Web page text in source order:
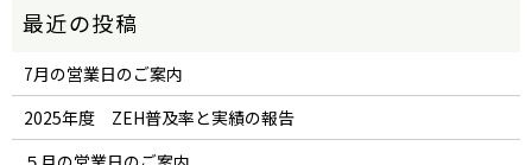
7月の営業日のご案内
2025年度 ZEH普及率と実績の報告